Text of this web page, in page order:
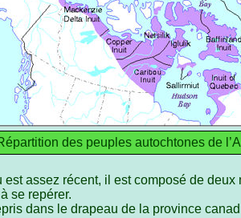
des peuples autochtones de
est assez récent, il est composé de
se repérer.
dans le drapeau de la province